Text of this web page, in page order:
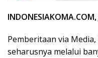
Pemberitaan via
seharusnya melalui